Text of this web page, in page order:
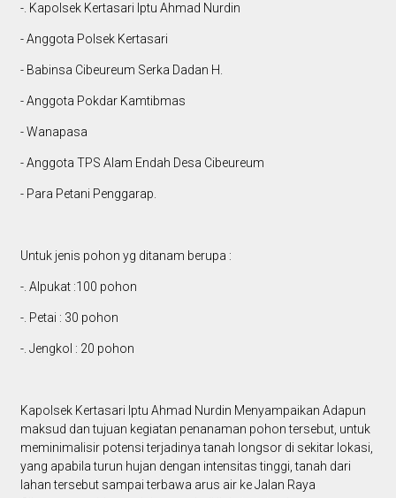
-. Kapolsek Kertasari Iptu Ahmad Nurdin
- Anggota Polsek Kertasari
- Babinsa Cibeureum Serka Dadan H.
- Anggota Pokdar Kamtibmas
- Wanapasa
- Anggota TPS Alam Endah Desa Cibeureum
- Para Petani Penggarap.
Untuk jenis pohon yg ditanam berupa :
-. Alpukat :100 pohon
-. Petai : 30 pohon
-. Jengkol : 20 pohon
Kapolsek Kertasari Iptu Ahmad Nurdin Menyampaikan Adapun
maksud dan tujuan kegiatan penanaman pohon tersebut, untuk
meminimalisir potensi terjadinya tanah longsor di sekitar lokasi,
yang apabila turun hujan dengan intensitas tinggi, tanah dari
lahan tersebut sampai terbawa arus air ke Jalan Raya